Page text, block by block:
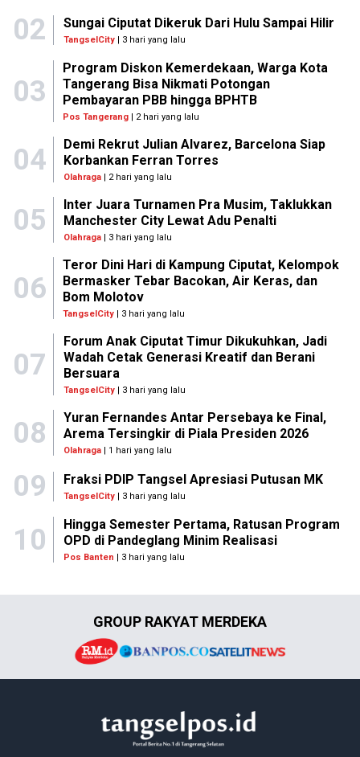
02 Sungai Ciputat Dikeruk Dari Hulu Sampai Hilir
TangselCity | 3 hari yang lalu
03
Program Diskon Kemerdekaan, Warga Kota
Tangerang Bisa Nikmati Potongan
Pembayaran PBB hingga BPHTB
Pos Tangerang | 2 hari yang lalu
04
Demi Rekrut Julian Alvarez, Barcelona Siap
Korbankan Ferran Torres
Olahraga| 2 hari yang lalu
05
Inter Juara Turnamen Pra Musim, Taklukkan
Manchester City Lewat Adu Penalti
Olahraga| 3 hari yang lalu
06
Teror Dini Hari di Kampung Ciputat, Kelompok
Bermasker Tebar Bacokan, Air Keras, dan
Bom Molotov
TangselCity | 3 hari yang lalu
07
Forum Anak Ciputat Timur Dikukuhkan, Jadi
Wadah Cetak Generasi Kreatif dan Berani
Bersuara
TangselCity| 3 hari yang lalu
08
Yuran Fernandes Antar Persebaya ke Final,
Arema Tersingkir di Piala Presiden 2026
Olahraga| 1 hari yang lalu
09 Fraksi PDIP Tangsel Apresiasi Putusan MK
TangselCity | 3 hari yang lalu
10
Hingga Semester Pertama, Ratusan Program
OPD di Pandeglang Minim Realisasi
Pos Banten | 3 hari yang lalu
GROUP RAKYAT MERDEKA